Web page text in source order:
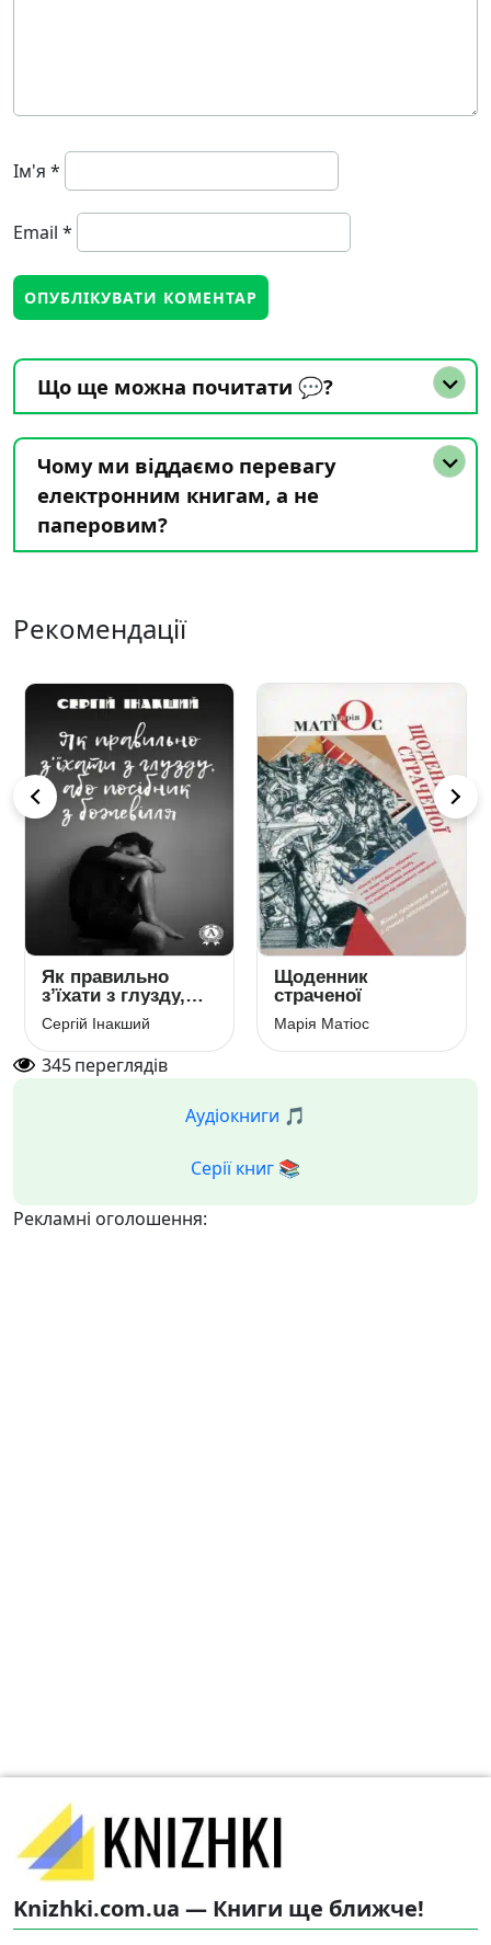
Ім'я *
Email *
Що ще можна почитати 💬?
Чому ми віддаємо перевагу
електронним книгам, а не
паперовим?
Рекомендації
Як правильно
з’їхати з глузду,
або посібник з
божевілля
Сергій Інакший
Щоденник
страченої
Марія Матіос
345переглядів
Аудіокниги 🎵
Серії книг 📚
Рекламні оголошення:
Knizhki.com.ua — Книги ще ближче!